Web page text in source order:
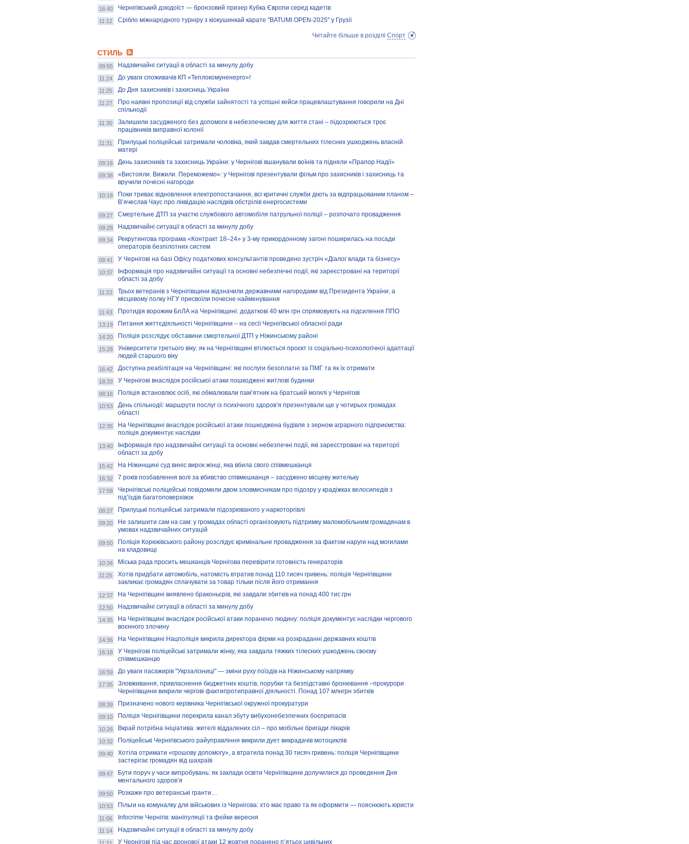
16:40 Чернігівський дзюдоїст — бронзовий призер Кубка Європи серед кадетів
11:12 Срібло міжнародного турніру з кіокушинкай карате "BATUMI OPEN-2025" у Грузії
Читайте більше в розділі Спорт
СТИЛЬ
09:55 Надзвичайні ситуації в області за минулу добу
11:24 До уваги споживачів КП «Теплокомуненерго»!
11:25 До Дня захисників і захисниць України
11:27
Про наявні пропозиції від служби зайнятості та успішні кейси працевлаштування говорили на Дні
спільнодії
11:30
Залишили засудженого без допомоги в небезпечному для життя стані – підозрюються троє
працівників виправної колонії
11:31
Прилуцькі поліцейські затримали чоловіка, який завдав смертельних тілесних ушкоджень власній
матері
09:16 День захисників та захисниць України: у Чернігові вшанували воїнів та підняли «Прапор Надії»
09:38
«Вистояли. Вижили. Переможемо»: у Чернігові презентували фільм про захисників і захисниць та
вручили почесні нагороди
10:19
Поки триває відновлення електропостачання, всі критичні служби діють за відпрацьованим планом –
В’ячеслав Чаус про ліквідацію наслідків обстрілів енергосистеми
09:27 Смертельне ДТП за участю службового автомобіля патрульної поліції – розпочато провадження
09:28 Надзвичайні ситуації в області за минулу добу
09:34
Рекрутингова програма «Контракт 18–24» у 3-му прикордонному загоні поширилась на посади
операторів безпілотних систем
09:41 У Чернігові на базі Офісу податкових консультантів проведено зустріч «Діалог влади та бізнесу»
10:37
Інформація про надзвичайні ситуації та основні небезпечні події, які зареєстровані на території
області за добу
11:22
Трьох ветеранів з Чернігівщини відзначили державними нагородами від Президента України, а
місцевому полку НГУ присвоїли почесне найменування
11:43 Протидія ворожим БпЛА на Чернігівщині: додаткові 40 млн грн спрямовують на підсилення ППО
13:19 Питання життєдіяльності Чернігівщини – на сесії Чернігівської обласної ради
14:20 Поліція розслідує обставини смертельної ДТП у Ніжинському районі
15:28
Університети третього віку: як на Чернігівщині втілюється проєкт із соціально-психологічної адаптації
людей старшого віку
16:42 Доступна реабілітація на Чернігівщині: які послуги безоплатні за ПМГ та як їх отримати
18:33 У Чернігові внаслідок російської атаки пошкоджені житлові будинки
08:16 Поліція встановлює осіб, які обмалювали памʼятник на братській могилі у Чернігові
10:53
День спільнодії: маршрути послуг із психічного здоров’я презентували ще у чотирьох громадах
області
12:35
На Чернігівщині внаслідок російської атаки пошкоджена будівля з зерном аграрного підприємства:
поліція документує наслідки
13:40
Інформація про надзвичайні ситуації та основні небезпечні події, які зареєстровані на території
області за добу
15:42 На Ніжинщині суд виніс вирок жінці, яка вбила свого співмешканця
16:32 7 років позбавлення волі за вбивство співмешканця – засуджено місцеву жительку
17:58
Чернігівські поліцейські повідомили двом зловмисникам про підозру у крадіжках велосипедів з
під’їздів багатоповерхівок
08:27 Прилуцькі поліцейські затримали підозрюваного у наркоторгівлі
09:20
Не залишити сам на сам: у громадах області організовують підтримку маломобільним громадянам в
умовах надзвичайних ситуацій
09:50
Поліція Корюківського району розслідує кримінальне провадження за фактом наруги над могилами
на кладовищі
10:34 Міська рада просить мешканців Чернігова перевірити готовність генераторів
11:25
Хотів придбати автомобіль, натомість втратив понад 110 тисяч гривень: поліція Чернігівщини
закликає громадян сплачувати за товар тільки після його отримання
12:37 На Чернігівщині виявлено браконьєрів, які завдали збитків на понад 400 тис.грн
12:50 Надзвичайні ситуації в області за минулу добу
14:35
На Чернігівщині внаслідок російської атаки поранено людину: поліція документує наслідки чергового
воєнного злочину
14:36 На Чернігівщині Нацполіція викрила директора фірми на розкраданні державних коштів
16:18
У Чернігові поліцейські затримали жінку, яка завдала тяжких тілесних ушкоджень своєму
співмешканцю
16:59 До уваги пасажирів "Укрзалізниці" — зміни руху поїздів на Ніжинському напрямку
17:35
Зловживання, привласнення бюджетних коштів, порубки та безпідставні бронювання –прокурори
Чернігівщини викрили чергові фактипротиправної діяльності. Понад 107 млнгрн збитків
08:39 Призначено нового керівника Чернігівської окружної прокуратури
09:10 Поліція Чернігівщини перекрила канал збуту вибухонебезпечних боєприпасів
10:26 Вкрай потрібна ініціатива: жителі віддалених сіл – про мобільні бригади лікарів
10:32 Поліцейські Чернігівського райуправління викрили дует викрадачів мотоциклів
09:40
Хотіла отримати «грошову допомогу», а втратила понад 30 тисяч гривень: поліція Чернігівщини
застерігає громадян від шахраїв
09:47
Бути поруч у часи випробувань: як заклади освіти Чернігівщини долучилися до проведення Дня
ментального здоров’я
09:50 Розкажи про ветеранські гранти…
10:53 Пільги на комуналку для військових із Чернігова: хто має право та як оформити — пояснюють юристи
11:06 Infocrime Чернігів: маніпуляції та фейки вересня
11:14 Надзвичайні ситуації в області за минулу добу
У Чернігові під час дронової атаки 12 жовтня поранено п’ятьох цивільних